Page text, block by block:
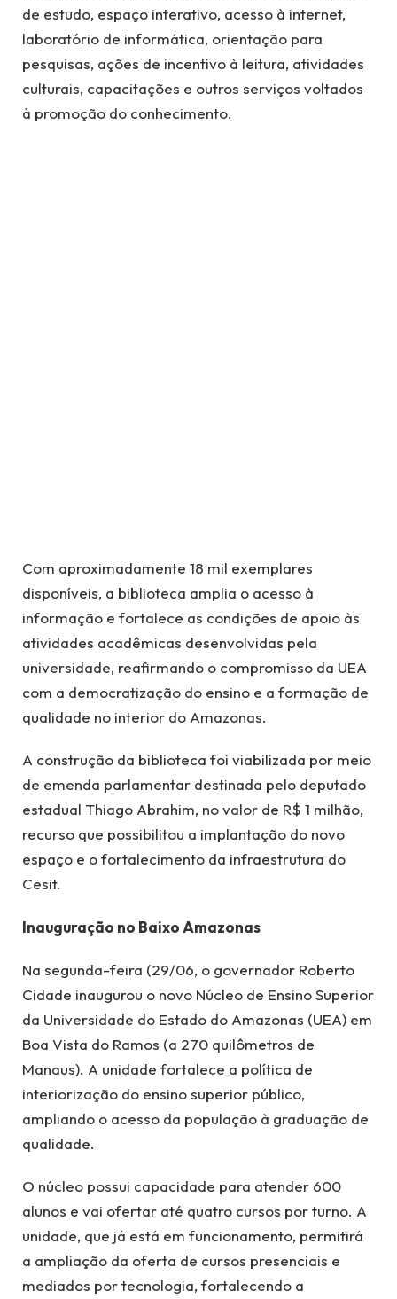
de estudo, espaço interativo, acesso à internet,
laboratório de informática, orientação para
pesquisas, ações de incentivo à leitura, atividades
culturais, capacitações e outros serviços voltados
à promoção do conhecimento.
Com aproximadamente 18 mil exemplares
disponíveis, a biblioteca amplia o acesso à
informação e fortalece as condições de apoio às
atividades acadêmicas desenvolvidas pela
universidade, reafirmando o compromisso da UEA
com a democratização do ensino e a formação de
qualidade no interior do Amazonas.
A construção da biblioteca foi viabilizada por meio
de emenda parlamentar destinada pelo deputado
estadual Thiago Abrahim, no valor de R$ 1 milhão,
recurso que possibilitou a implantação do novo
espaço e o fortalecimento da infraestrutura do
Cesit.
Inauguração no Baixo Amazonas
Na segunda-feira (29/06, o governador Roberto
Cidade inaugurou o novo Núcleo de Ensino Superior
da Universidade do Estado do Amazonas (UEA) em
Boa Vista do Ramos (a 270 quilômetros de
Manaus). A unidade fortalece a política de
interiorização do ensino superior público,
ampliando o acesso da população à graduação de
qualidade.
O núcleo possui capacidade para atender 600
alunos e vai ofertar até quatro cursos por turno. A
unidade, que já está em funcionamento, permitirá
a ampliação da oferta de cursos presenciais e
mediados por tecnologia, fortalecendo a